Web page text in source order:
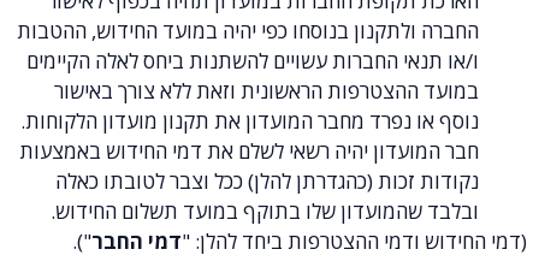
ולתקנון בנוסחו כפי יהיה במועד החידוש, ההטבות
החברות עשויים להשתנות ביחס לאלה הקיימים
ההצטרפות הראשונית וזאת ללא צורך באישור
נפרד מחבר המועדון את תקנון מועדון הלקוחות.
יהיה רשאי לשלם את דמי החידוש באמצעות
זכות (כהגדרתן להלן) ככל וצבר לטובתו כאלה
שהמועדון שלו בתוקף במועד תשלום החידוש.
ודמי ההצטרפות ביחד להלן: "דמי החבר").